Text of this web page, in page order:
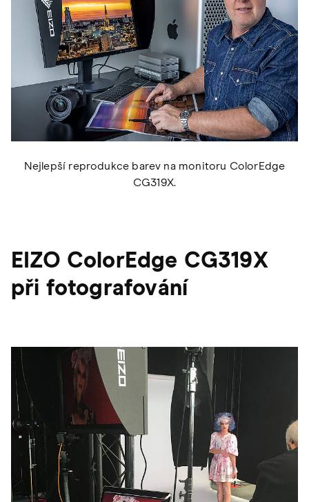
Nejlepší reprodukce barev na monitoru ColorEdge
CG319X.
EIZO ColorEdge CG319X
při fotografování